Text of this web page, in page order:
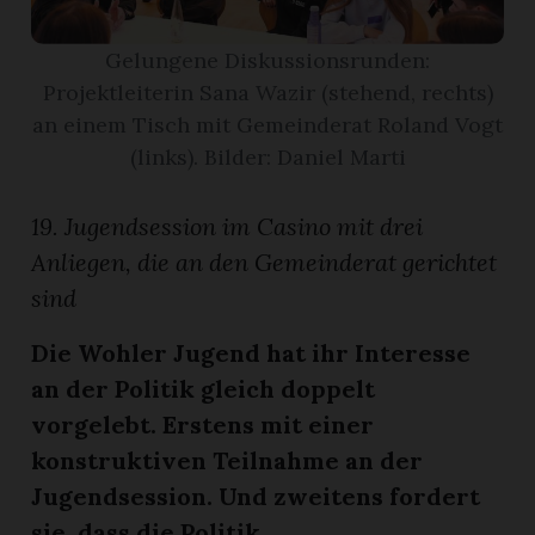
Bremgarten
19. Jugendsession im Casino mit drei
Anliegen, die an den Gemeinderat gerichtet
sind
Die Wohler Jugend hat ihr Interesse
an der Politik gleich doppelt
vorgelebt. Erstens mit einer
konstruktiven Teilnahme an der
Jugendsession. Und zweitens fordert